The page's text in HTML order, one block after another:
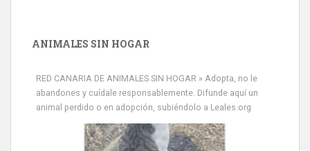
ANIMALES SIN HOGAR
RED CANARIA DE ANIMALES SIN HOGAR » Adopta, no le
abandones y cuídale responsablemente. Difunde aquí un
animal perdido o en adopción, subiéndolo a Leales.org